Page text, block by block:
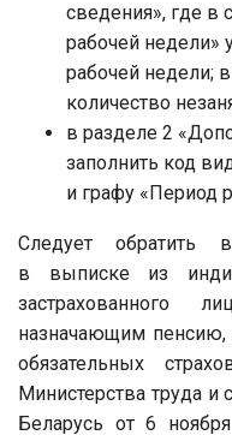
сведения», где в
рабочей недели»
рабочей недели;
количество
в разделе 2
заполнить код
и графу «Период
Следует обратить
в выписке из
застрахованного
назначающим пенсию,
обязательных
Министерства труда
Беларусь от 6